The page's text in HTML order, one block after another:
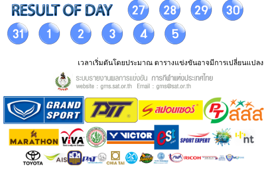
เวลาเริ่มตันโดยประมาณ ตารางแข่งขันอาจมีการเปลี่ยนแปลง